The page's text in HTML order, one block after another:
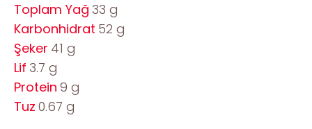
Toplam Yağ 33 g
Karbonhidrat 52 g
Şeker 41 g
Lif 3.7 g
Protein 9 g
Tuz 0.67 g